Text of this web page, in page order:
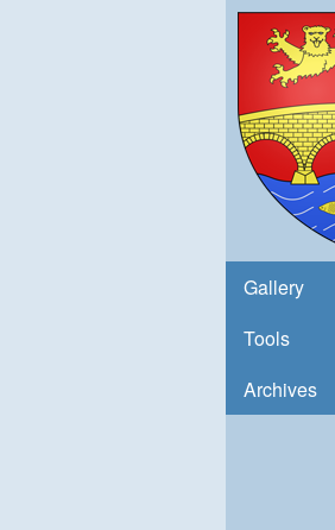
Gallery
Tools
Archives